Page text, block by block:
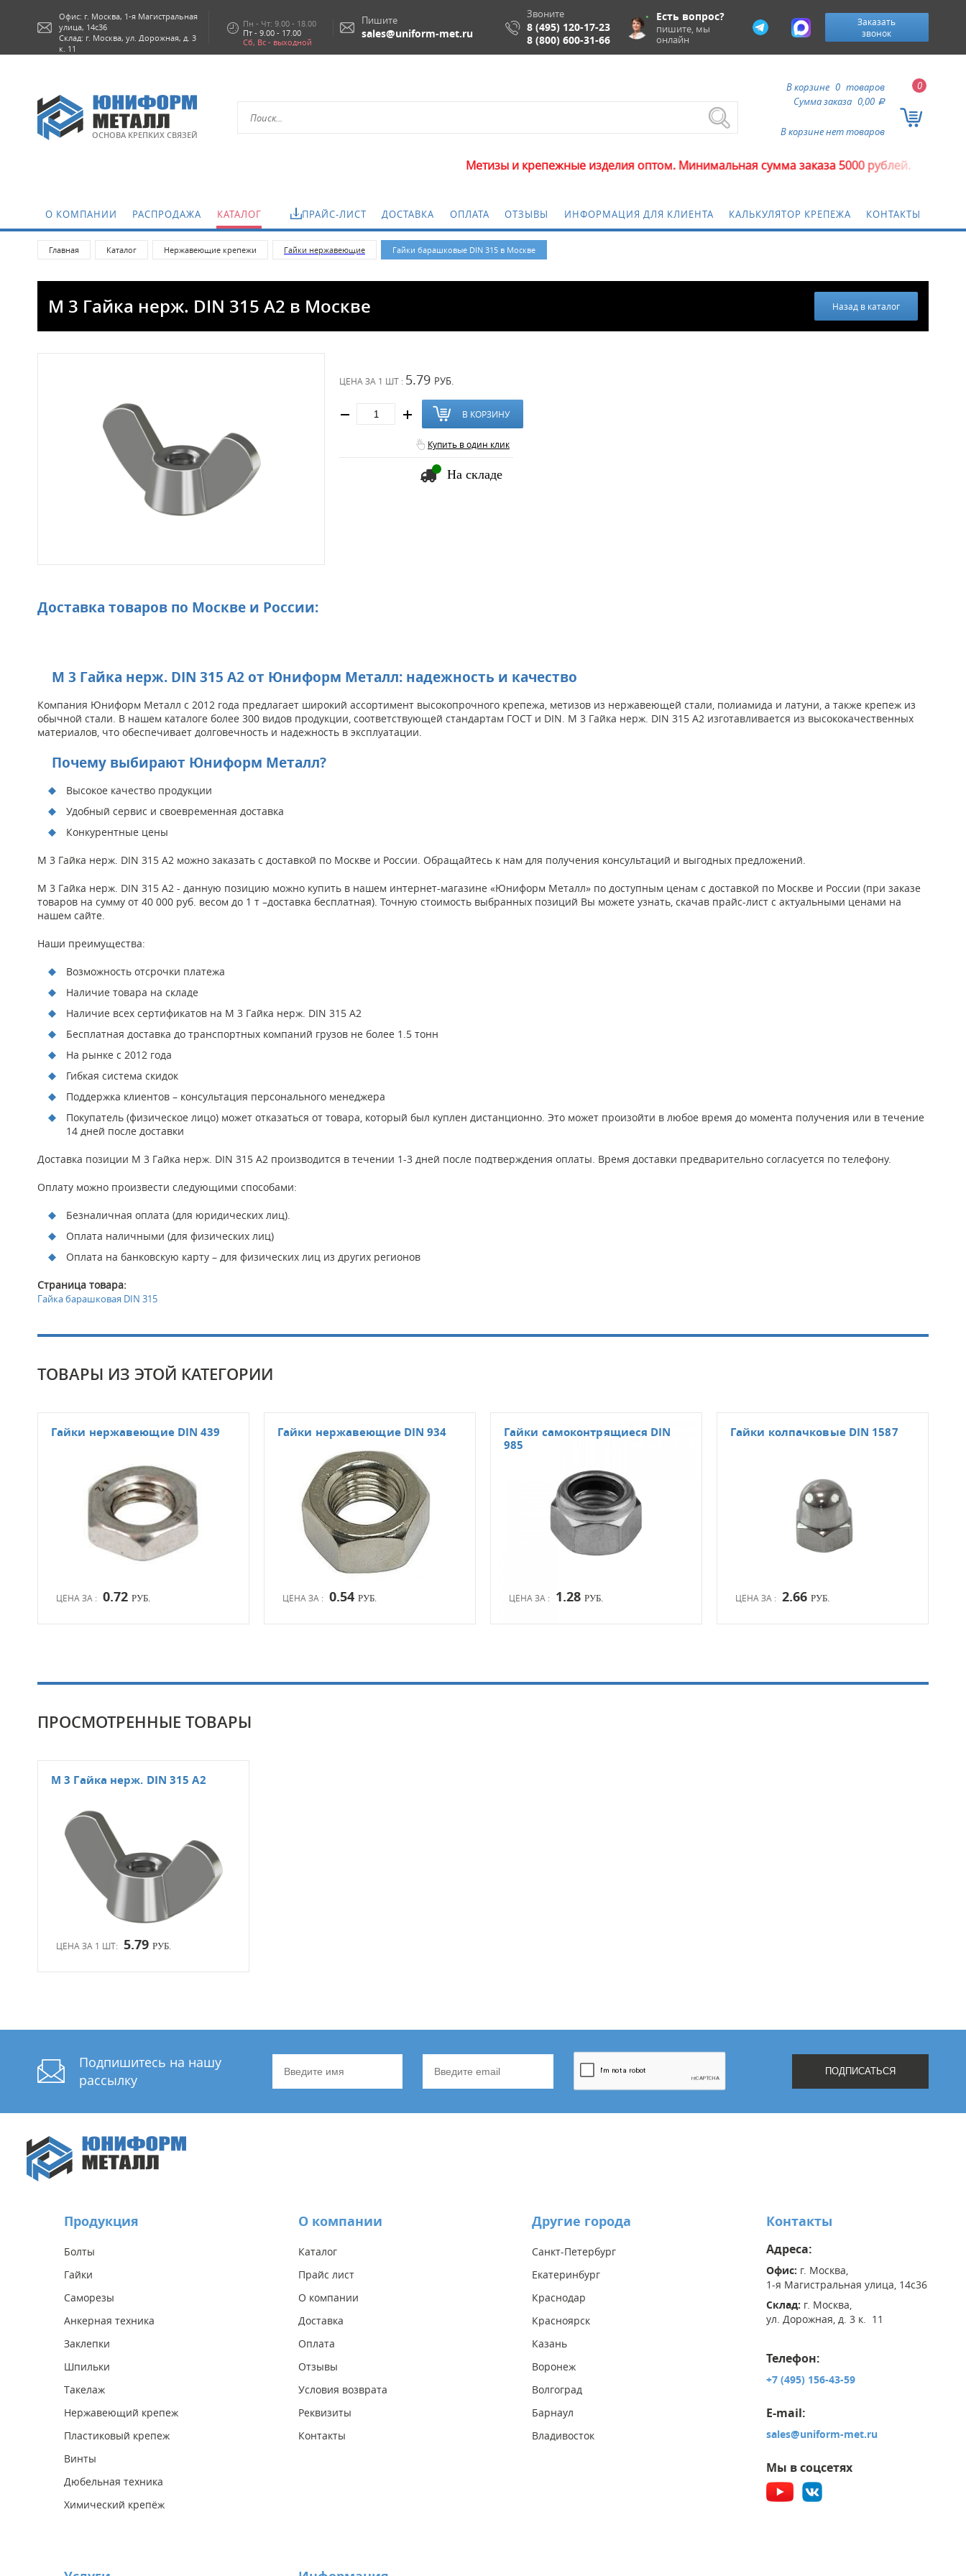
Есть вопрос?
пишите, мы
онлайн
Офис: г. Москва, 1-я Магистральная
улица, 14с36
Склад: г. Москва, ул. Дорожная, д. 3
к. 11
Пн - Чт: 9.00 - 18.00
Пт - 9.00 - 17.00
Сб, Вс - выходной
Пишите
sales@uniform-met.ru
Звоните
8 (495) 120-17-23
8 (800) 600-31-66
Заказать
звонок
ОСНОВА КРЕПКИХ СВЯЗЕЙ
0
В корзине 0 товаров
Сумма заказа 0,00 a
В корзине нет товаров
Метизы и крепежные изделия оптом. Минимальная сумма заказа 5000 рублей.
О КОМПАНИИ РАСПРОДАЖА КАТАЛОГ ПРАЙС-ЛИСТ ДОСТАВКА ОПЛАТА ОТЗЫВЫ ИНФОРМАЦИЯ ДЛЯ КЛИЕНТА КАЛЬКУЛЯТОР КРЕПЕЖА КОНТАКТЫ
Главная Каталог Нержавеющие крепежи Гайки нержавеющие Гайки барашковые DIN 315 в Москве
М 3 Гайка нерж. DIN 315 А2 в Москве Назад в каталог
ЦЕНА ЗА 1 ШТ : 5.79 РУБ.
В КОРЗИНУ
Купить в один клик
На складе
Доставка товаров по Москве и России:
М 3 Гайка нерж. DIN 315 А2 от Юниформ Металл: надежность и качество
Компания Юниформ Металл с 2012 года предлагает широкий ассортимент высокопрочного крепежа, метизов из нержавеющей стали, полиамида и латуни, а также крепеж из
обычной стали. В нашем каталоге более 300 видов продукции, соответствующей стандартам ГОСТ и DIN. М 3 Гайка нерж. DIN 315 А2 изготавливается из высококачественных
материалов, что обеспечивает долговечность и надежность в эксплуатации.
Почему выбирают Юниформ Металл?
Высокое качество продукции
Удобный сервис и своевременная доставка
Конкурентные цены
М 3 Гайка нерж. DIN 315 А2 можно заказать с доставкой по Москве и России. Обращайтесь к нам для получения консультаций и выгодных предложений.
М 3 Гайка нерж. DIN 315 А2 - данную позицию можно купить в нашем интернет-магазине «Юниформ Металл» по доступным ценам с доставкой по Москве и России (при заказе
товаров на сумму от 40 000 руб. весом до 1 т –доставка бесплатная). Точную стоимость выбранных позиций Вы можете узнать, скачав прайс-лист с актуальными ценами на
нашем сайте.
Наши преимущества:
Возможность отсрочки платежа
Наличие товара на складе
Наличие всех сертификатов на М 3 Гайка нерж. DIN 315 А2
Бесплатная доставка до транспортных компаний грузов не более 1.5 тонн
На рынке с 2012 года
Гибкая система скидок
Поддержка клиентов – консультация персонального менеджера
Покупатель (физическое лицо) может отказаться от товара, который был куплен дистанционно. Это может произойти в любое время до момента получения или в течение
14 дней после доставки
Доставка позиции М 3 Гайка нерж. DIN 315 А2 производится в течении 1-3 дней после подтверждения оплаты. Время доставки предварительно согласуется по телефону.
Оплату можно произвести следующими способами:
Безналичная оплата (для юридических лиц).
Оплата наличными (для физических лиц)
Оплата на банковскую карту – для физических лиц из других регионов
Страница товара:
Гайка барашковая DIN 315
ТОВАРЫ ИЗ ЭТОЙ КАТЕГОРИИ
ЦЕНА ЗА : 0.72 РУБ.
Гайки нержавеющие DIN 439
ЦЕНА ЗА : 0.54 РУБ.
Гайки нержавеющие DIN 934
ЦЕНА ЗА : 1.28 РУБ.
Гайки самоконтрящиеся DIN
985
ЦЕНА ЗА : 2.66 РУБ.
Гайки колпачковые DIN 1587
ПРОСМОТРЕННЫЕ ТОВАРЫ
ЦЕНА ЗА 1 ШТ: 5.79 РУБ.
М 3 Гайка нерж. DIN 315 А2
Подпишитесь на нашу
рассылку
Продукция
Болты
Гайки
Саморезы
Анкерная техника
Заклепки
Шпильки
Такелаж
Нержавеющий крепеж
Пластиковый крепеж
Винты
Дюбельная техника
Химический крепёж
О компании
Каталог
Прайс лист
О компании
Доставка
Оплата
Отзывы
Условия возврата
Реквизиты
Контакты
Другие города
Санкт-Петербург
Екатеринбург
Краснодар
Красноярск
Казань
Воронеж
Волгоград
Барнаул
Владивосток
Контакты
Адреса:
Офис: г. Москва,
1-я Магистральная улица, 14с36
Склад: г. Москва,
ул. Дорожная, д. 3 к. 11
Телефон:
+7 (495) 156-43-59
E-mail:
sales@uniform-met.ru
Мы в соцсетях